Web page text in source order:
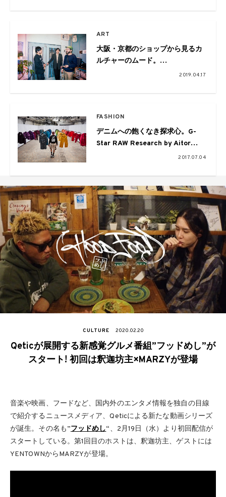
ART
大阪・京都のショップから見るカ
ルチャーのムード。
2019.04.17
FASHION
デニムへの飽くなき探求心。G-
Star RAW Research by Aitor
2017.07.04
CULTURE 2020.02.20
Qeticが展開する新感覚グルメ番組”フッドめし”が
スタート! 初回は釈迦坊主×MARZYが登場
音楽や映画、フードなど、国内外のエンタメ情報を独自の目線
で紹介するニュースメディア、Qeticによる新たな動画シリーズ
が誕生。その名も”フッドめし“、2月19日（水）より初回配信が
スタートしている。第1回目のホストは、釈迦坊主、ゲストには
YENTOWNからMARZYが登場。